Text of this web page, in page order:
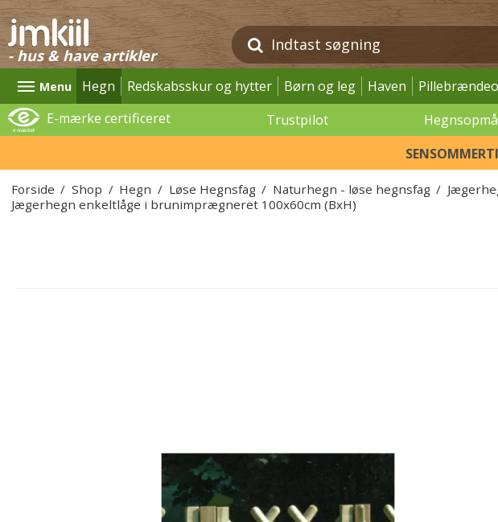
- hus & have artikler
Menu Hegn Redskabsskur og hytter Børn og leg Haven
E-mærke certificeret
Trustpilot
Forside / Shop / Hegn / Løse Hegnsfag / Naturhegn - løse hegnsfag /
Jægerhegn enkeltlåge i brunimprægneret 100x60cm (BxH)